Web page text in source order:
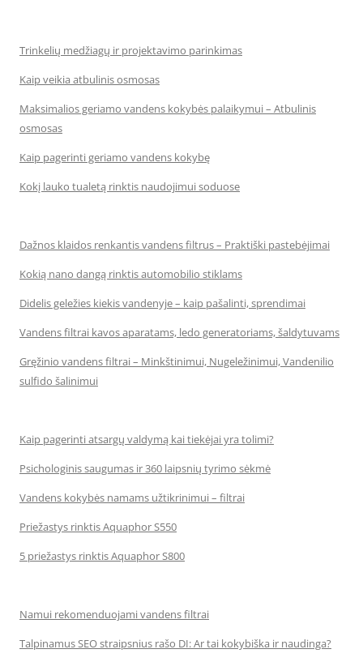
Trinkelių medžiagų ir projektavimo parinkimas
Kaip veikia atbulinis osmosas
Maksimalios geriamo vandens kokybės palaikymui – Atbulinis
osmosas
Kaip pagerinti geriamo vandens kokybę
Kokį lauko tualetą rinktis naudojimui soduose
Dažnos klaidos renkantis vandens filtrus – Praktiški pastebėjimai
Kokią nano dangą rinktis automobilio stiklams
Didelis geležies kiekis vandenyje – kaip pašalinti, sprendimai
Vandens filtrai kavos aparatams, ledo generatoriams, šaldytuvams
Gręžinio vandens filtrai – Minkštinimui, Nugeležinimui, Vandenilio
sulfido šalinimui
Kaip pagerinti atsargų valdymą kai tiekėjai yra tolimi?
Psichologinis saugumas ir 360 laipsnių tyrimo sėkmė
Vandens kokybės namams užtikrinimui – filtrai
Priežastys rinktis Aquaphor S550
5 priežastys rinktis Aquaphor S800
Namui rekomenduojami vandens filtrai
Talpinamus SEO straipsnius rašo DI: Ar tai kokybiška ir naudinga?